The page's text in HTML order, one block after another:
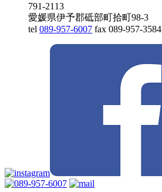
791-2113
愛媛県伊予郡砥部町拾町98-3
tel 089-957-6007 fax 089-957-3584